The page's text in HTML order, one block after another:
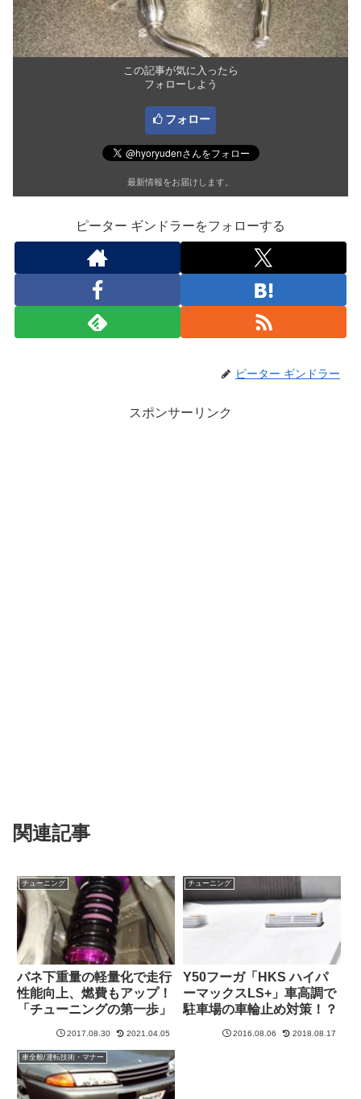
この記事が気に入ったら
フォローしよう
フォロー
最新情報をお届けします。
ピーター ギンドラーをフォローする
ピーター ギンドラー
スポンサーリンク
関連記事
チューニング
バネ下重量の軽量化で走行
性能向上、燃費もアップ！
「チューニングの第一歩」
2017.08.30 2021.04.05
チューニング
Y50フーガ「HKS ハイパ
ーマックスLS+」車高調で
駐車場の車輪止め対策！？
2016.08.06 2018.08.17
車全般/運転技術・マナー